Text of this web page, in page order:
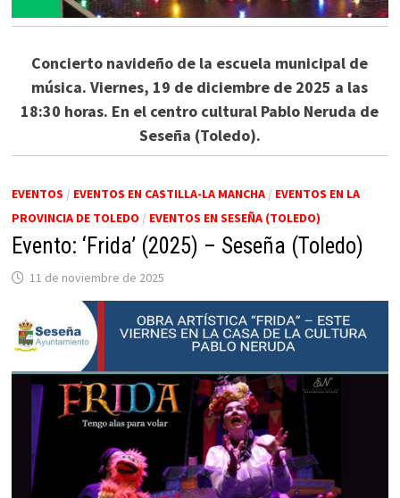
Concierto navideño de la escuela municipal de
música. Viernes, 19 de diciembre de 2025 a las
18:30 horas. En el centro cultural Pablo Neruda de
Seseña (Toledo).
EVENTOS / EVENTOS EN CASTILLA-LA MANCHA/ EVENTOS EN LA
PROVINCIA DE TOLEDO / EVENTOS EN SESEÑA (TOLEDO)
Evento: ‘Frida’ (2025) – Seseña (Toledo)
11 de noviembre de 2025